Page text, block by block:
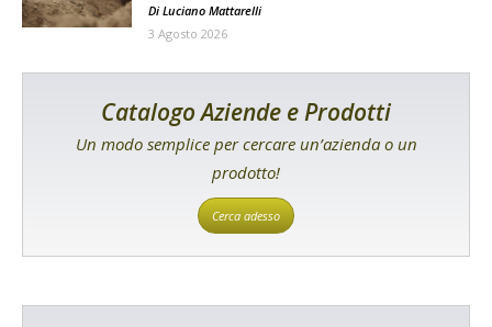
Di Luciano Mattarelli
3 Agosto 2026
Catalogo Aziende e Prodotti
Un modo semplice per cercare un’azienda o un
prodotto!
Cerca adesso